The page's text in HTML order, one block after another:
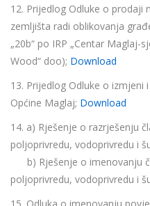
12. Prijedlog Odluke o prodaji
zemljišta radi oblikovanja
„20b“ po IRP „Centar Maglaj-
Wood“ doo); Download
13. Prijedlog Odluke o izmjeni
Općine Maglaj; Download
14. a) Rješenje o razrješenju
poljoprivredu, vodoprivredu i
b) Rješenje o imenovanju
poljoprivredu, vodoprivredu i